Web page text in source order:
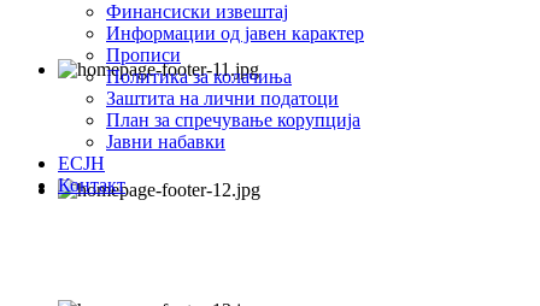
Финансиски извештај
Информации од јавен карактер
Прописи
Политика за колачиња
Заштита на лични податоци
План за спречување корупција
Јавни набавки
ЕСЈН
Контакт